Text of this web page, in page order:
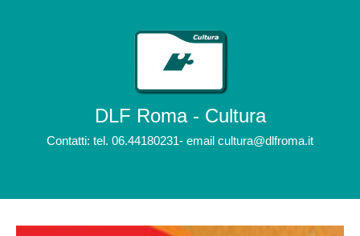
DLF Roma - Cultura
Contatti: tel. 06.44180231- email cultura@dlfroma.it